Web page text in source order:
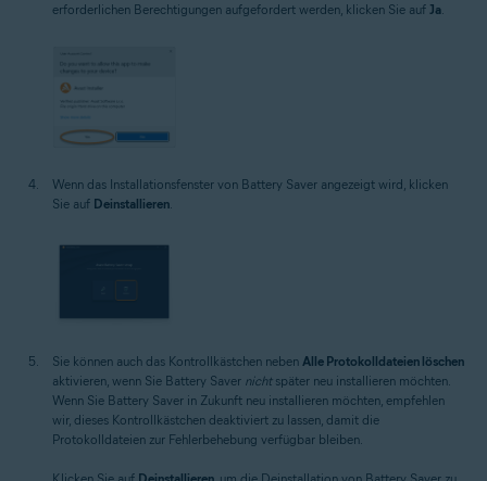
erforderlichen Berechtigungen aufgefordert werden, klicken Sie auf Ja.
Wenn das Installationsfenster von Battery Saver angezeigt wird, klicken
Sie auf Deinstallieren.
Sie können auch das Kontrollkästchen neben Alle Protokolldateien löschen
aktivieren, wenn Sie Battery Saver nichtspäter neu installieren möchten.
Wenn Sie Battery Saver in Zukunft neu installieren möchten, empfehlen
wir, dieses Kontrollkästchen deaktiviert zu lassen, damit die
Protokolldateien zur Fehlerbehebung verfügbar bleiben.